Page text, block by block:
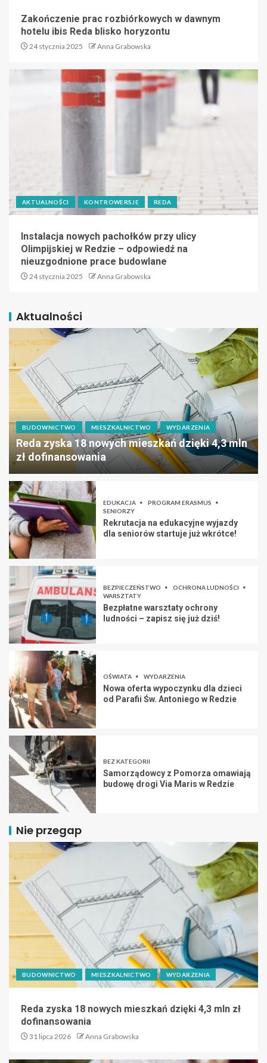
Zakończenie prac rozbiórkowych w dawnym
hotelu ibis Reda blisko horyzontu
24 stycznia 2025 Anna Grabowska
AKTUALNOŚCI KONTROWERSJE REDA
Instalacja nowych pachołków przy ulicy
Olimpijskiej w Redzie – odpowiedź na
nieuzgodnione prace budowlane
24 stycznia 2025 Anna Grabowska
Aktualności
BUDOWNICTWO MIESZKALNICTWO WYDARZENIA
Reda zyska 18 nowych mieszkań dzięki 4,3 mln
zł dofinansowania
EDUKACJA
PROGRAM ERASMUS
SENIORZY
Rekrutacja na edukacyjne wyjazdy
dla seniorów startuje już wkrótce!
BEZPIECZEŃSTWO
OCHRONA LUDNOŚCI
WARSZTATY
Bezpłatne warsztaty ochrony
ludności – zapisz się już dziś!
OŚWIATA WYDARZENIA
Nowa oferta wypoczynku dla dzieci
od Parafii Św. Antoniego w Redzie
BEZ KATEGORII
Samorządowcy z Pomorza omawiają
budowę drogi Via Maris w Redzie
Nie przegap
BUDOWNICTWO MIESZKALNICTWO WYDARZENIA
Reda zyska 18 nowych mieszkań dzięki 4,3 mln zł
dofinansowania
31 lipca 2026 Anna Grabowska